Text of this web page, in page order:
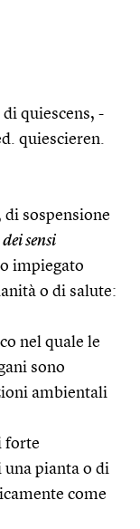
quiescens, -
quiescieren.
sospensione
dei sensi
impiegato
o di salute:
nel quale le
sono
ambientali
forte
pianta o di
come